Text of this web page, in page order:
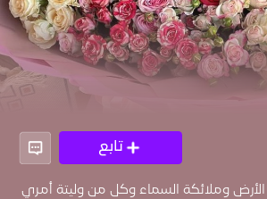
تابع
وملائكة السماء وكل من وليتة أمري